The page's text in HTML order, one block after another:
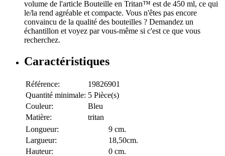
volume de l'article Bouteille en Tritan™ est de 450 ml, ce qui
le/la rend agréable et compacte. Vous n'êtes pas encore
convaincu de la qualité des bouteilles ? Demandez un
échantillon et voyez par vous-même si c'est ce que vous
recherchez.
Caractéristiques
Référence:
19826901
Quantité minimale: 5 Pièce(s)
Couleur:
Bleu
Matière:
tritan
Longueur:
9 cm.
Largueur:
18,50cm.
Hauteur:
0 cm.